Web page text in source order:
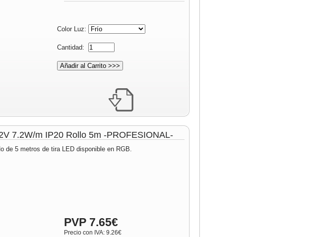
Color Luz:
Cantidad:
7.2W/m IP20 Rollo 5m -PROFESIONAL-
de 5 metros de tira LED disponible en RGB.
PVP 7.65€
Precio con IVA: 9.26€